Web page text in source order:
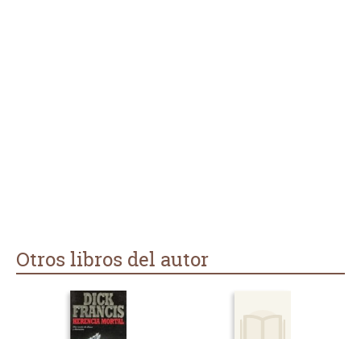
Otros libros del autor